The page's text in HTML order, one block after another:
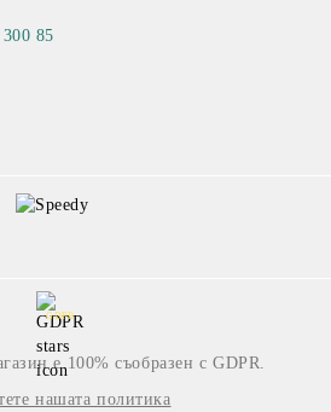
85
GDPR
е 100% съобразен с GDPR.
нашата политика